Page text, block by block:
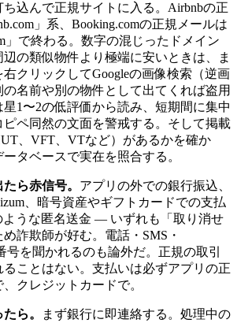
込んで正規サイトに入る。Airbnbの正
」系、Booking.comの正規メールは
」で終わる。数字の混じったドメイン
の類似物件より極端に安いときは、ま
クリックしてGoogleの画像検索（逆画
名前や別の物件として出てくれば盗用
星1〜2の低評価から読み、短期間に集中
ピペ同然の文面を警戒する。そして掲載
、VFT、VTなど）があるかを確か
タベースで実在を照合する。
ら赤信号。 アプリの外での銀行振込、
、暗号資産やギフトカードでの支払
ような匿名送金 ― いずれも「取り消せ
詐欺師が好む。電話・SMS・
号を聞かれるのも論外だ。正規の取引
ことはない。支払いは必ずアプリの正
クレジットカードで。
ら。
まず銀行に即連絡する。処理中の